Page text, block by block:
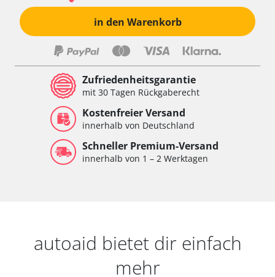
in den Warenkorb
Zufriedenheitsgarantie
mit 30 Tagen Rückgaberecht
Kostenfreier Versand
innerhalb von Deutschland
Schneller Premium-Versand
innerhalb von 1 – 2 Werktagen
autoaid bietet dir einfach
mehr